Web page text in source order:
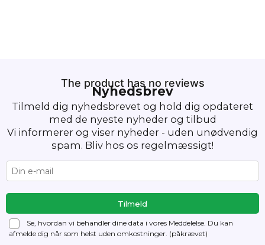
The product has no reviews
Nyhedsbrev
Tilmeld dig nyhedsbrevet og hold dig opdateret
med de nyeste nyheder og tilbud
Vi informerer og viser nyheder - uden unødvendig
spam. Bliv hos os regelmæssigt!
Se, hvordan vi behandler dine data i vores Meddelelse. Du kan
afmelde dig når som helst uden omkostninger. (påkrævet)